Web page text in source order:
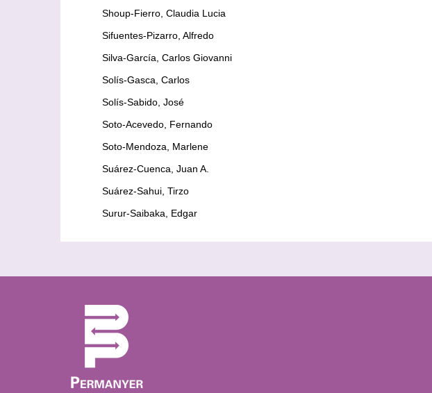
Shoup-Fierro, Claudia Lucia
Sifuentes-Pizarro, Alfredo
Silva-García, Carlos Giovanni
Solís-Gasca, Carlos
Solís-Sabido, José
Soto-Acevedo, Fernando
Soto-Mendoza, Marlene
Suárez-Cuenca, Juan A.
Suárez-Sahui, Tirzo
Surur-Saibaka, Edgar